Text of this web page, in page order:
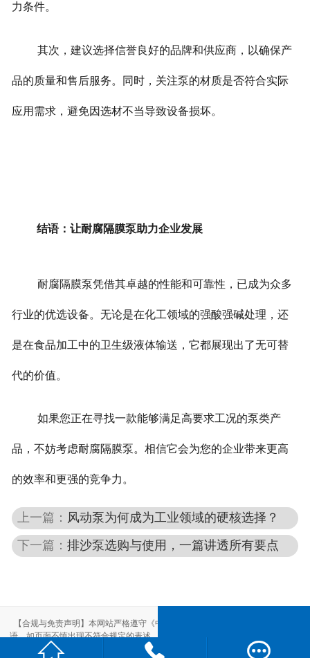
力条件。
其次，建议选择信誉良好的品牌和供应商，以确保产
品的质量和售后服务。同时，关注泵的材质是否符合实际
应用需求，避免因选材不当导致设备损坏。
结语：让耐腐隔膜泵助力企业发展
耐腐隔膜泵凭借其卓越的性能和可靠性，已成为众多
行业的优选设备。无论是在化工领域的强酸强碱处理，还
是在食品加工中的卫生级液体输送，它都展现出了无可替
代的价值。
如果您正在寻找一款能够满足高要求工况的泵类产
品，不妨考虑耐腐隔膜泵。相信它会为您的企业带来更高
的效率和更强的竞争力。
上一篇： 风动泵为何成为工业领域的硬核选择？
下一篇：排沙泵选购与使用，一篇讲透所有要点
  
【合规与免责声明】本网站严格遵守《中华人民共和国广告法》，尽力规范用
语。如页面不慎出现不符合规定的表述，敬请联系我们，将立即更正；相关内容
仅供参考，不构成交易依据。